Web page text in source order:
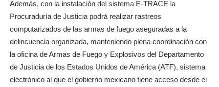
Además, con la instalación del sistema E-TRACE la
Procuraduría de Justicia podrá realizar rastreos
computarizados de las armas de fuego aseguradas a la
delincuencia organizada, manteniendo plena coordinación con
la oficina de Armas de Fuego y Explosivos del Departamento
de Justicia de los Estados Unidos de América (ATF), sistema
electrónico al que el gobierno mexicano tiene acceso desde el